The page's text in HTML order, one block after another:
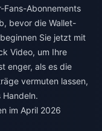
Abonnements
bevor die Wallet-
Sie jetzt mit
Video, um Ihre
enger, als es die
vermuten lassen,
im April 2026